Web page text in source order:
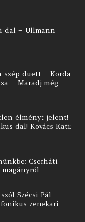
dal – Ullmann
szép duett – Korda
– Maradj még
élményt jelent!
dal! Kovács Kati:
Cserháti
magányról
Szécsi Pál
zenekari